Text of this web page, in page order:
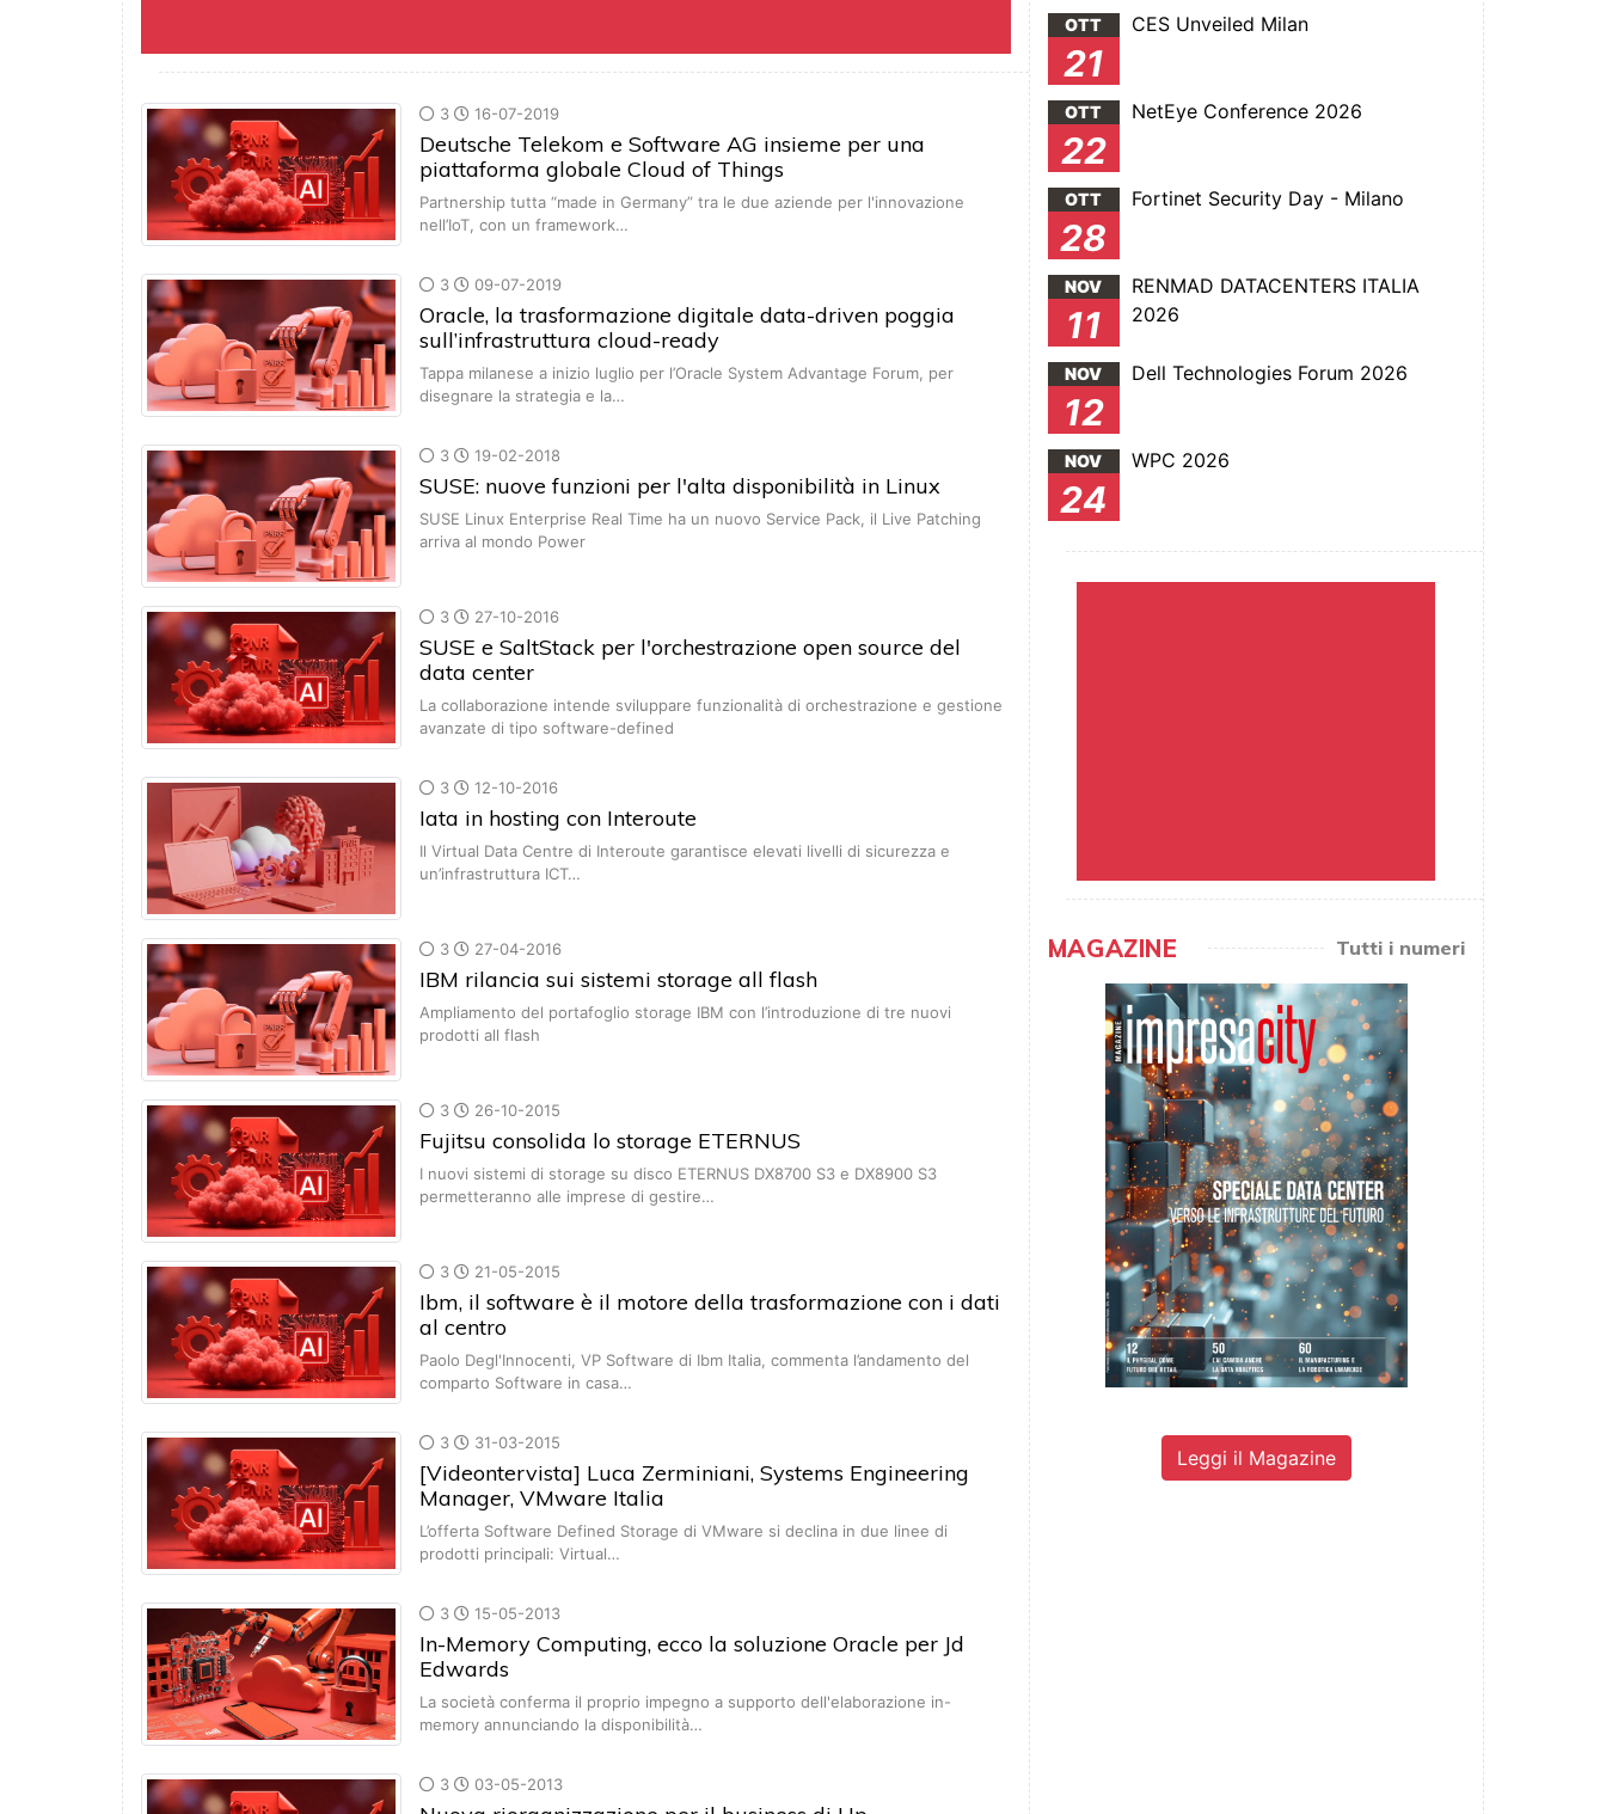
3 16-07-2019
Deutsche Telekom e Software AG insieme per una
piattaforma globale Cloud of Things
Partnership tutta “made in Germany” tra le due aziende per l'innovazione
nell’IoT, con un framework…
3 09-07-2019
Oracle, la trasformazione digitale data-driven poggia
sull’infrastruttura cloud-ready
Tappa milanese a inizio luglio per l’Oracle System Advantage Forum, per
disegnare la strategia e la…
3 19-02-2018
SUSE: nuove funzioni per l'alta disponibilità in Linux
SUSE Linux Enterprise Real Time ha un nuovo Service Pack, il Live Patching
arriva al mondo Power
3 27-10-2016
SUSE e SaltStack per l'orchestrazione open source del
data center
La collaborazione intende sviluppare funzionalità di orchestrazione e gestione
avanzate di tipo software-defined
3 12-10-2016
Iata in hosting con Interoute
Il Virtual Data Centre di Interoute garantisce elevati livelli di sicurezza e
un’infrastruttura ICT…
3 27-04-2016
IBM rilancia sui sistemi storage all flash
Ampliamento del portafoglio storage IBM con l’introduzione di tre nuovi
prodotti all flash
3 26-10-2015
Fujitsu consolida lo storage ETERNUS
I nuovi sistemi di storage su disco ETERNUS DX8700 S3 e DX8900 S3
permetteranno alle imprese di gestire…
3 21-05-2015
Ibm, il software è il motore della trasformazione con i dati
al centro
Paolo Degl'Innocenti, VP Software di Ibm Italia, commenta l’andamento del
comparto Software in casa…
3 31-03-2015
[Videontervista] Luca Zerminiani, Systems Engineering
Manager, VMware Italia
L’offerta Software Defined Storage di VMware si declina in due linee di
prodotti principali: Virtual…
3 15-05-2013
In-Memory Computing, ecco la soluzione Oracle per Jd
Edwards
La società conferma il proprio impegno a supporto dell'elaborazione in-
memory annunciando la disponibilità…
3 03-05-2013
OTT
21
CES Unveiled Milan
OTT
22
NetEye Conference 2026
OTT
28
Fortinet Security Day - Milano
NOV
11
RENMAD DATACENTERS ITALIA
2026
NOV
12
Dell Technologies Forum 2026
NOV
24
WPC 2026
MAGAZINE Tutti i numeri
Leggi il Magazine